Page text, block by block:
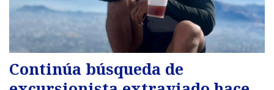
Continúa búsqueda de